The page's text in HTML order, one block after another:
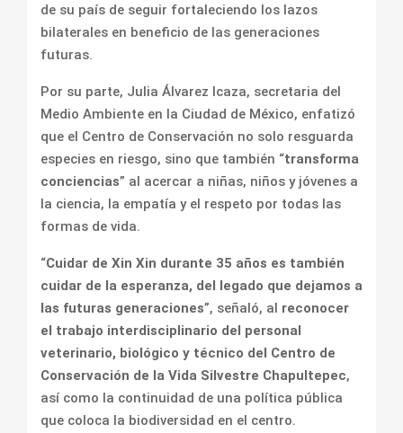
de su país de seguir fortaleciendo los lazos
bilaterales en beneficio de las generaciones
futuras.
Por su parte, Julia Álvarez Icaza, secretaria del
Medio Ambiente en la Ciudad de México, enfatizó
que el Centro de Conservación no solo resguarda
especies en riesgo, sino que también “transforma
conciencias” al acercar a niñas, niños y jóvenes a
la ciencia, la empatía y el respeto por todas las
formas de vida.
“Cuidar de Xin Xin durante 35 años es también
cuidar de la esperanza, del legado que dejamos a
las futuras generaciones”, señaló, al reconocer
el trabajo interdisciplinario del personal
veterinario, biológico y técnico del Centro de
Conservación de la Vida Silvestre Chapultepec,
así como la continuidad de una política pública
que coloca la biodiversidad en el centro.